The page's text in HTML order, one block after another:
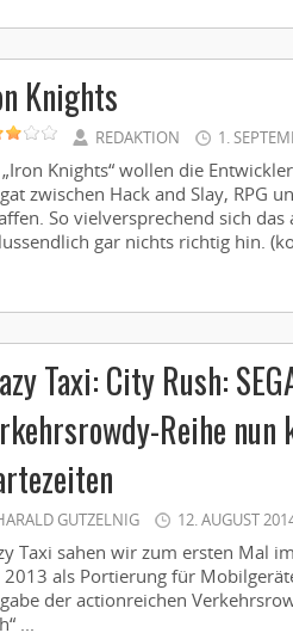
Knights
REDAKTION 1.
Knights“ wollen die
zwischen Hack and Slay, RPG
So vielversprechend sich
gar nichts richtig hin.
Taxi: City Rush:
Reihe
GUTZELNIG 12. AUGUST
Taxi sahen wir zum ersten Mal
2013 als Portierung für
der actionreichen
...